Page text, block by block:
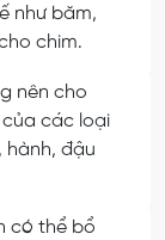
như băm,
chim.
nên cho
của các loại
hành, đậu
có thể bổ